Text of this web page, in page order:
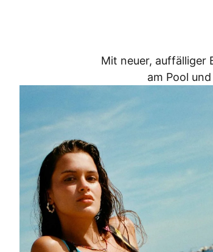
Mit neuer, auffälliger
am Pool